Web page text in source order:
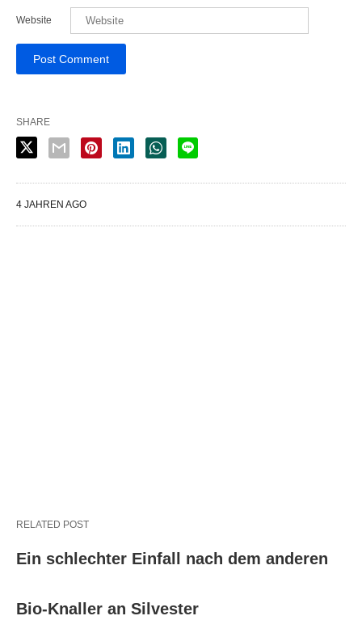
Website
SHARE
4 JAHREN AGO
RELATED POST
Ein schlechter Einfall nach dem anderen
Bio-Knaller an Silvester